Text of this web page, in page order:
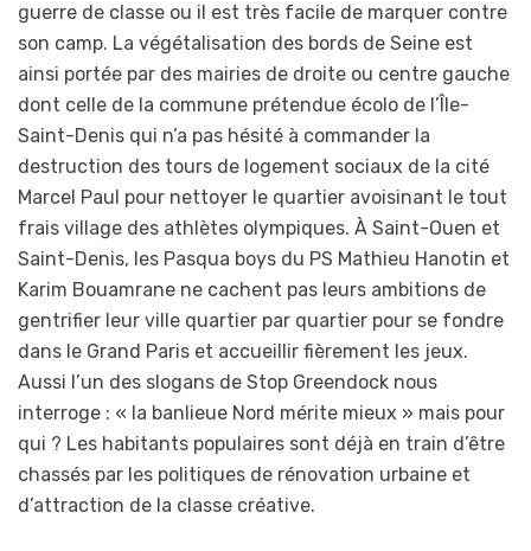
guerre de classe ou il est très facile de marquer contre
son camp. La végétalisation des bords de Seine est
ainsi portée par des mairies de droite ou centre gauche
dont celle de la commune prétendue écolo de l’Île-
Saint-Denis qui n’a pas hésité à commander la
destruction des tours de logement sociaux de la cité
Marcel Paul pour nettoyer le quartier avoisinant le tout
frais village des athlètes olympiques. À Saint-Ouen et
Saint-Denis, les Pasqua boys du PS Mathieu Hanotin et
Karim Bouamrane ne cachent pas leurs ambitions de
gentrifier leur ville quartier par quartier pour se fondre
dans le Grand Paris et accueillir fièrement les jeux.
Aussi l’un des slogans de Stop Greendock nous
interroge : « la banlieue Nord mérite mieux » mais pour
qui ? Les habitants populaires sont déjà en train d’être
chassés par les politiques de rénovation urbaine et
d’attraction de la classe créative.